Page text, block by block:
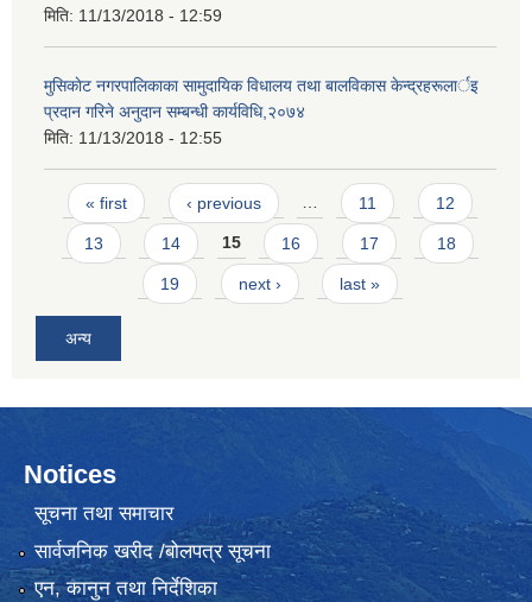
मिति: 11/13/2018 - 12:59
मुसिकाेट नगरपालिकाका सामुदायिक विधालय तथा बालविकास केन्द्रहरूलार्इ
प्रदान गरिने अनुदान सम्बन्धी कार्यविधि,२०७४
मिति: 11/13/2018 - 12:55
Pages
« first ‹ previous … 11 12
13 14 15 16 17 18
19 next › last »
अन्य
Notices
सूचना तथा समाचार
सार्वजनिक खरीद /बोलपत्र सूचना
एन, कानुन तथा निर्देशिका